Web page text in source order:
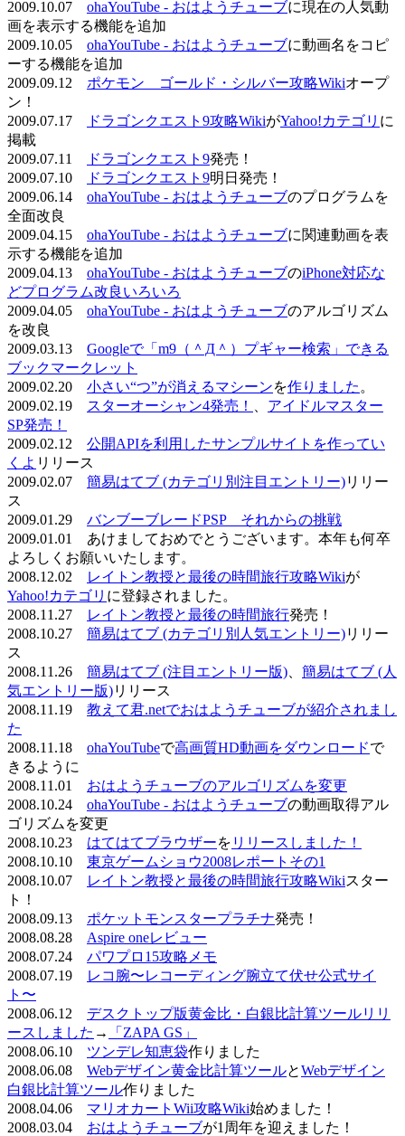
2009.10.07 ohaYouTube - おはようチューブに現在の人気動
画を表示する機能を追加
2009.10.05 ohaYouTube - おはようチューブに動画名をコピ
ーする機能を追加
2009.09.12 ポケモン ゴールド・シルバー攻略Wikiオープ
ン！
2009.07.17
ドラゴンクエスト9攻略WikiがYahoo!カテゴリ に
掲載
2009.07.11
ドラゴンクエスト9発売！
2009.07.10
ドラゴンクエスト9明日発売！
2009.06.14 ohaYouTube - おはようチューブのプログラムを
全面改良
2009.04.15 ohaYouTube - おはようチューブに関連動画を表
示する機能を追加
2009.04.13 ohaYouTube - おはようチューブのiPhone対応な
どプログラム改良いろいろ
2009.04.05 ohaYouTube - おはようチューブのアルゴリズム
を改良
2009.03.13 Googleで「m9（＾Д＾）プギャー検索」できる
ブックマークレット
2009.02.20 小さい“つ”が消えるマシーンを作りました 。
2009.02.19
スターオーシャン4発売！
アイドルマスター
SP発売！
2009.02.12 公開APIを利用したサンプルサイトを作ってい
くよ リリース
2009.02.07 簡易はてブ (カテゴリ別注目エントリー)リリー
ス
2009.01.29 バンブーブレードPSP それからの挑戦
2009.01.01 あけましておめでとうございます。本年も何卒
よろしくお願いいたします。
2008.12.02
レイトン教授と最後の時間旅行攻略Wikiが
Yahoo!カテゴリ に登録されました。
2008.11.27
レイトン教授と最後の時間旅行発売！
2008.10.27 簡易はてブ (カテゴリ別人気エントリー)リリー
ス
2008.11.26 簡易はてブ (注目エントリー版)
簡易はてブ (人
気エントリー版)リリース
2008.11.19 教えて君.netでおはようチューブが紹介されまし
た
2008.11.18 ohaYouTubeで高画質HD動画をダウンロードで
きるように
2008.11.01 おはようチューブのアルゴリズムを変更
2008.10.24 ohaYouTube - おはようチューブの動画取得アル
ゴリズムを変更
2008.10.23 はてはてブラウザーを リリースしました！
2008.10.10 東京ゲームショウ2008レポートその1
2008.10.07
レイトン教授と最後の時間旅行攻略Wikiスター
ト！
2008.09.13 ポケットモンスタープラチナ発売！
2008.08.28 Aspire oneレビュー
2008.07.24 パワプロ15攻略メモ
2008.07.19
レコ腕〜レコーディング腕立て伏せ公式サイ
ト〜
2008.06.12 デスクトップ版黄金比・白銀比計算ツールリリ
ースしました →
「ZAPA GS」
2008.06.10 ツンデレ知恵袋作りました
2008.06.08 Webデザイン黄金比計算ツールとWebデザイン
白銀比計算ツール作りました
2008.04.06 マリオカートWii攻略Wiki始めました！
2008.03.04 おはようチューブが1周年を迎えました！